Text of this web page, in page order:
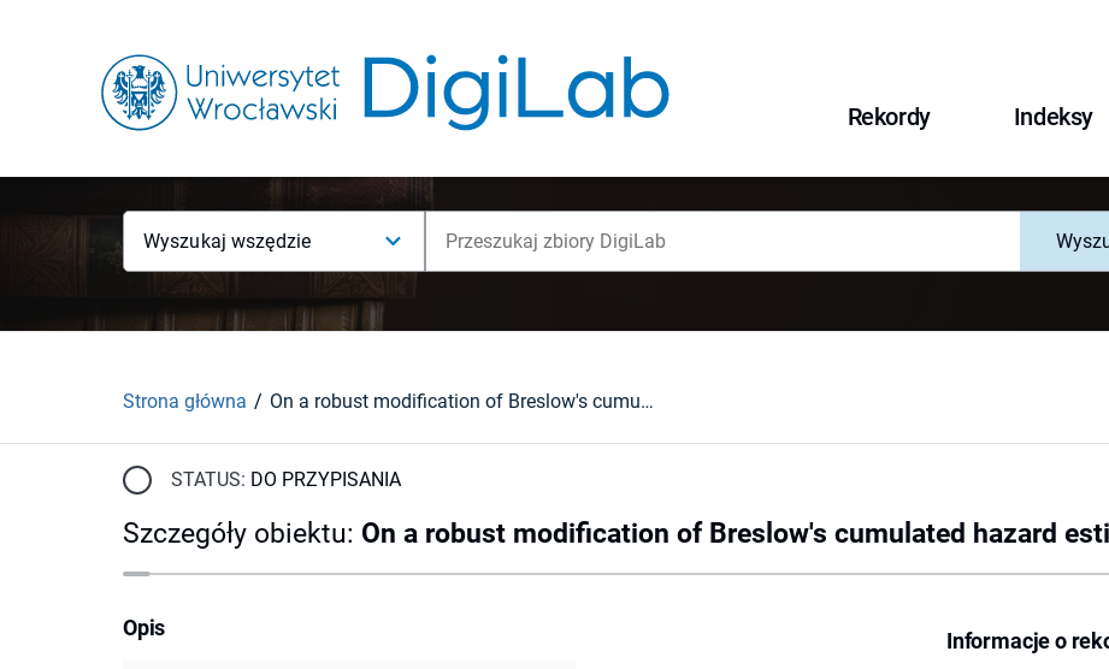
Rekordy Indeksy
Wyszukaj wszędzie
Strona główna On a robust modification of Breslow's cumulated hazard estimator
STATUS: DO PRZYPISANIA
Szczegóły obiektu: On a robust modification of Breslow's cumulated hazard
Informacje o
Opis